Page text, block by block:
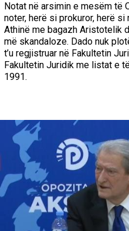
Notat në arsimin e mesëm të
noter, herë si prokuror, herë
Athinë me bagazh Aristotelik
më skandaloze. Dado nuk
t’u regjistruar në Fakultetin
Fakultetin Juridik me listat e
1991.